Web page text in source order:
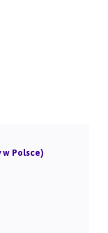
w Polsce)